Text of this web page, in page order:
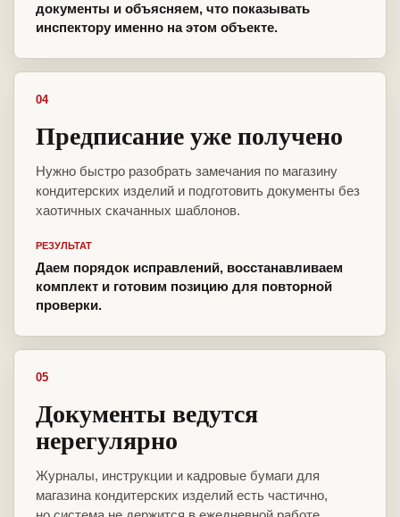
документы и объясняем, что показывать
инспектору именно на этом объекте.
04
Предписание уже получено
Нужно быстро разобрать замечания по магазину
кондитерских изделий и подготовить документы без
хаотичных скачанных шаблонов.
РЕЗУЛЬТАТ
Даем порядок исправлений, восстанавливаем
комплект и готовим позицию для повторной
проверки.
05
Документы ведутся
нерегулярно
Журналы, инструкции и кадровые бумаги для
магазина кондитерских изделий есть частично,